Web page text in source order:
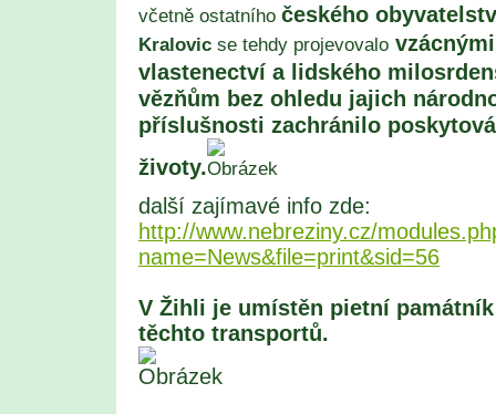
včetně ostatního českého
Kralovic se tehdy projevovalo
vlastenectví a lidského
vězňům bez ohledu jajich
příslušnosti zachránilo
životy.
další zajímavé info zde:
http://www.nebreziny.cz/
name=News&file=print&sid=56
V Žihli je umístěn pietní památník
těchto transportů.